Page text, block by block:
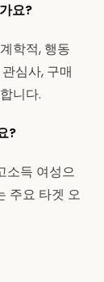
요?
학적, 행동
심사, 구매
니다.
?
소득 여성으
주요 타겟 오